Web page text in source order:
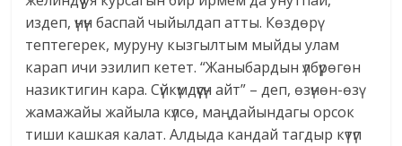
издеп, үнүн баспай чыйылдап атты. Көздөрү
тептегерек, муруну кызгылтым мыйды улам
карап ичи эзилип кетет. “Жаныбардын үлбүрөгөн
назиктигин кара. Сүйкүмдүүсүн айт” – деп, өзүнөн-өзү
жамажайы жайыла күлсө, маңдайындагы орсок
тиши кашкая калат. Алдыда кандай тагдыр күтүп